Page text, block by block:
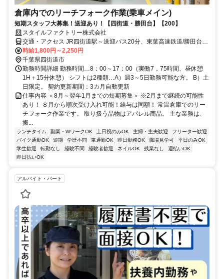
倉庫内でのリーチフォーク作業(乗車メイン)
短期スタッフ大募集！送迎あり！【四街道・勝田台】【200】
スタイルファクトリー株式会社
交通・アクセス JR四街道駅～送迎バス20分、東葉高速鉄道/勝田台駅
～送迎バス45分
時給1,800円～2,250円
千葉県四街道市
勤務時間詳細 勤務時間…8：00～17：00（実働7．75時間、昼休憩
1H＋15分休憩） シフトは2種類…A）週3～5日勤務可能な方。 B）土
日限定。 契約更新期間：3カ月自動更新
仕事内容 ＜8月～翌年1月までの短期募集＞ ※2月まで継続の可能性
あり！ ８月から順次受け入れ可能！給与は同額！ 常温倉庫でのリー
チフォーク作業です。 取り扱う品物はアパレル商品。 主な業務は、
搬...
ランチタイム 副業・WワークOK 土日祝のみOK 主婦・主夫歓迎
フリーター歓迎
バイク通勤OK
短期 学歴不問 車通勤OK 即日勤務OK 職場見学可
平日のみOK
学生歓迎
転勤なし 経験不問 経験者歓迎 ネイルOK 残業なし
週払いOK
即日払いOK
アルバイト・パート